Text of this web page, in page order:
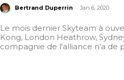
Bertrand Duperrin - Jan 6, 2020
Le mois dernier Skyteam à
Kong, London Heathrow, Sydney, and Vancouver. Pourquoi un salon
compagnie de l'alliance n'a de